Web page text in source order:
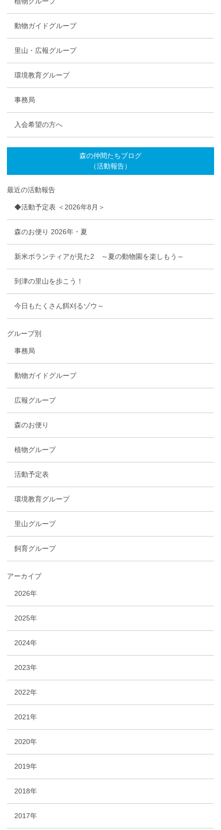
動物ガイドグループ
里山・広報グループ
環境教育グループ
事務局
入会希望の方へ
森の仲間たちブログ
（活動報告）
最近の活動報告
◆活動予定表 ＜2026年8月＞
森のお便り 2026年・夏
新米ボランティアが見た2 ～夏の動物園を楽しもう～
到津の里山を歩こう！
今日もたくさん餌刈るゾウ～
グループ別
事務局
動物ガイドグループ
広報グループ
森のお便り
植物グループ
活動予定表
環境教育グループ
里山グループ
飼育グループ
アーカイブ
2026年
2025年
2024年
2023年
2022年
2021年
2020年
2019年
2018年
2017年